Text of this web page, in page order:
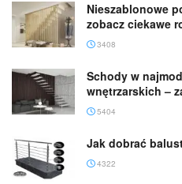
Nieszablonowe
zobacz ciekawe
3408
Schody w
wnętrzarskich –
5404
Jak dobrać
4322